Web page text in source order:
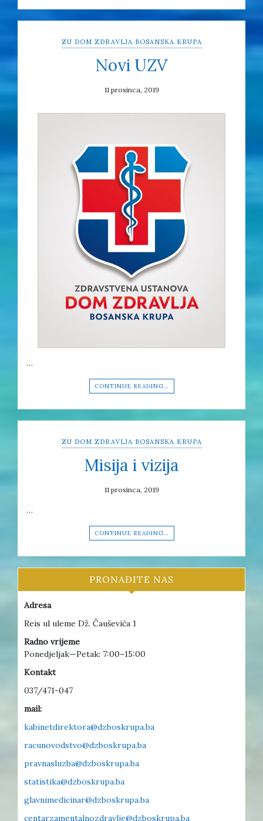
ZU DOM ZDRAVLJA BOSANSKA KRUPA
Novi UZV
11 prosinca, 2019
…
CONTINUE READING…
ZU DOM ZDRAVLJA BOSANSKA KRUPA
Misija i vizija
11 prosinca, 2019
…
CONTINUE READING…
PRONAĐITE NAS
Adresa
Reis ul uleme Dž. Čauševića 1
Radno vrijeme
Ponedjeljak—Petak: 7:00–15:00
Kontakt
037/471-047
mail:
kabinetdirektora@dzboskrupa.ba
racunovodstvo@dzboskrupa.ba
pravnasluzba@dzboskrupa.ba
statistika@dzboskrupa.ba
glavnimedicinar@dzboskrupa.ba
centarzamentalnozdravlje@dzboskrupa.ba